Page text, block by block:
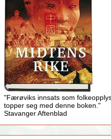
"Færøviks innsats som
topper seg med denne boken."
Stavanger Aftenblad